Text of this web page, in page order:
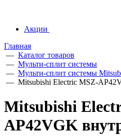
Акции
Главная
— Каталог товаров
— Мульти-сплит системы
— Мульти-сплит системы
— Mitsubishi Electric MSZ-
Mitsubishi
AP42VGK